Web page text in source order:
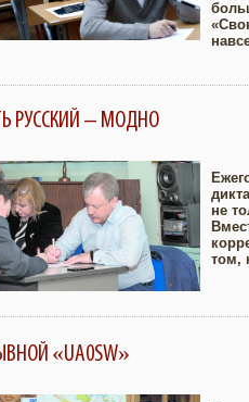
РУССКИЙ – МОДНО
не
том,
«UA0SW»